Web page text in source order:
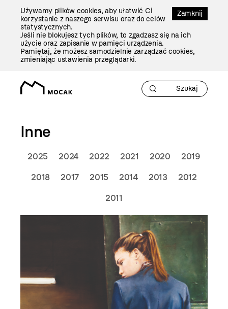
Zamknij
Używamy plików cookies, aby ułatwić Ci
korzystanie z naszego serwisu oraz do celów
statystycznych.
Jeśli nie blokujesz tych plików, to zgadzasz się na ich
użycie oraz zapisanie w pamięci urządzenia.
Pamiętaj, że możesz samodzielnie zarządzać cookies,
zmieniając ustawienia przeglądarki.
Inne
2025 2024 2022 2021 2020 2019
2018 2017 2015 2014 2013 2012
2011